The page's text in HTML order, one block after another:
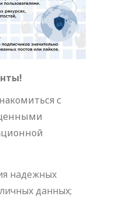
с
надежных
данных;